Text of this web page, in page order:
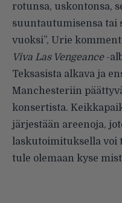
rotunsa, uskontonsa,
suuntautumisensa
vuoksi”, Urie
Viva Las Vengeance-
Teksasista alkava ja
Manchesteriin
konsertista.
järjestään areenoja,
laskutoimituksella voi
tule olemaan kyse